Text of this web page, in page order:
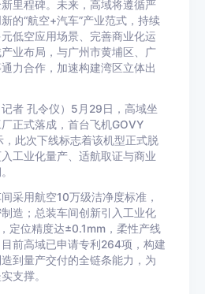
里程碑。未来，高域将遵循严
的“航空+汽车”产业范式，持续
低空应用场景、完善商业化运
业布局，与广州市黄埔区、广
力合作，加速构建湾区立体出
记者 孔令仪）5月29日，高域坐
正式落成，首台飞机GOVY
此次下线标志着该机型正式脱
工业化量产、适航取证与商业
采用航空10万级洁净度标准，
造；总装车间创新引入工业化
定位精度达±0.1mm，柔性产线
前高域已申请专利264项，构建
到量产交付的全链条能力，为
支撑。